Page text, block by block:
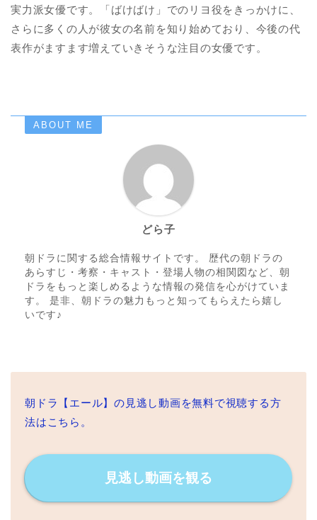
実力派女優です。「ばけばけ」でのリヨ役をきっかけに、
さらに多くの人が彼女の名前を知り始めており、今後の代
表作がますます増えていきそうな注目の女優です。
ABOUT ME
どら子
朝ドラに関する総合情報サイトです。 歴代の朝ドラの
あらすじ・考察・キャスト・登場人物の相関図など、朝
ドラをもっと楽しめるような情報の発信を心がけていま
す。 是非、朝ドラの魅力もっと知ってもらえたら嬉し
いです♪
朝ドラ【エール】の見逃し動画を無料で視聴する方
法はこちら。
見逃し動画を観る